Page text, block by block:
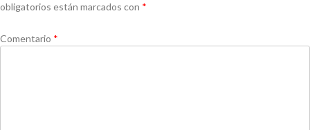
obligatorios están marcados con *
Comentario *